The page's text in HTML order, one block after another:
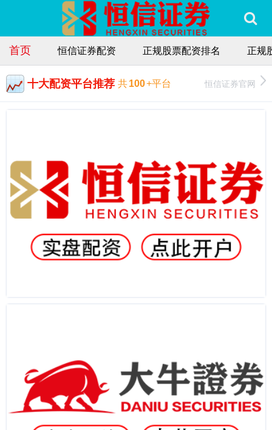
首页 恒信证券配资 正规股票配资排名 正规
十大配资平台推荐 共100+平台 恒信证券官网